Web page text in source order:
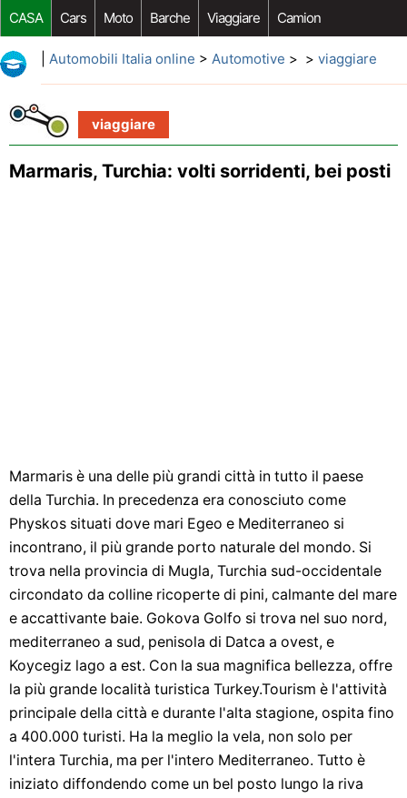
CASA Cars Moto Barche Viaggiare Camion
Riparazione Auto Acquisto Auto Car Opzioni Aftermarket
Automobili Italia online > Automotive > > viaggiare
viaggiare
Marmaris, Turchia: volti sorridenti, bei posti
Marmaris è una delle più grandi città in tutto il paese
della Turchia. In precedenza era conosciuto come
Physkos situati dove mari Egeo e Mediterraneo si
incontrano, il più grande porto naturale del mondo. Si
trova nella provincia di Mugla, Turchia sud-occidentale
circondato da colline ricoperte di pini, calmante del mare
e accattivante baie. Gokova Golfo si trova nel suo nord,
mediterraneo a sud, penisola di Datca a ovest, e
Koycegiz lago a est. Con la sua magnifica bellezza, offre
la più grande località turistica Turkey.Tourism è l'attività
principale della città e durante l'alta stagione, ospita fino
a 400.000 turisti. Ha la meglio la vela, non solo per
l'intera Turchia, ma per l'intero Mediterraneo. Tutto è
iniziato diffondendo come un bel posto lungo la riva